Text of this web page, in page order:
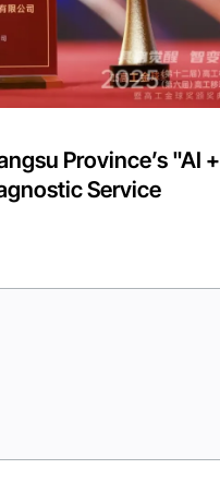
Province’s "AI +
Service